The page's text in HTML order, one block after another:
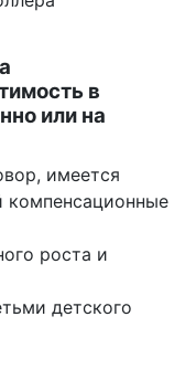
в
или на
имеется
роста и
детского